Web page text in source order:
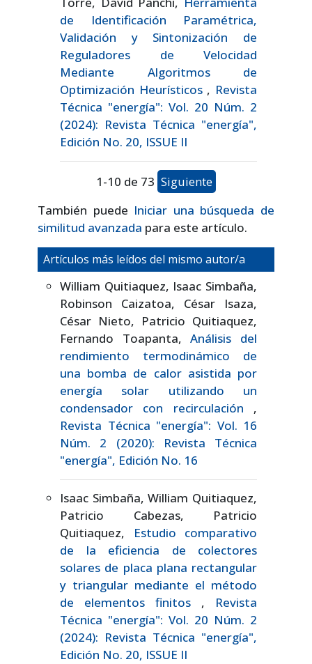
de Identificación Paramétrica,
Validación y Sintonización de
Reguladores de Velocidad
Mediante Algoritmos de
Optimización Heurísticos , Revista
Técnica "energía": Vol. 20 Núm. 2
(2024): Revista Técnica "energía",
Edición No. 20, ISSUE II
1-10 de 73 Siguiente
También puede Iniciar una búsqueda de
similitud avanzada para este artículo.
Artículos más leídos del mismo autor/a
William Quitiaquez, Isaac Simbaña,
Robinson Caizatoa, César Isaza,
César Nieto, Patricio Quitiaquez,
Fernando Toapanta,Análisis del
rendimiento termodinámico de
una bomba de calor asistida por
energía solar utilizando un
condensador con recirculación ,
Revista Técnica "energía": Vol. 16
Núm. 2 (2020): Revista Técnica
"energía", Edición No. 16
Isaac Simbaña, William Quitiaquez,
Patricio Cabezas, Patricio
Quitiaquez,
Estudio comparativo
de la eficiencia de colectores
solares de placa plana rectangular
y triangular mediante el método
de elementos finitos , Revista
Técnica "energía": Vol. 20 Núm. 2
(2024): Revista Técnica "energía",
Edición No. 20, ISSUE II